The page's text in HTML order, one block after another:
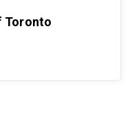
Toronto